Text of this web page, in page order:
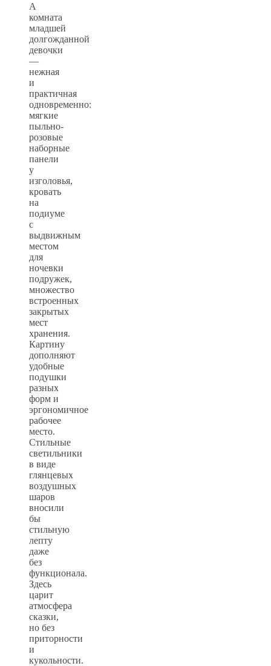
А
комната
младшей
долгожданной
девочки
—
нежная
и
практичная
одновременно:
мягкие
пыльно-
розовые
наборные
панели
у
изголовья,
кровать
на
подиуме
с
выдвижным
местом
для
ночевки
подружек,
множество
встроенных
закрытых
мест
хранения.
Картину
дополняют
удобные
подушки
разных
форм и
эргономичное
рабочее
место.
Стильные
светильники
в виде
глянцевых
воздушных
шаров
вносили
бы
стильную
лепту
даже
без
функционала.
Здесь
царит
атмосфера
сказки,
но без
приторности
и
кукольности.